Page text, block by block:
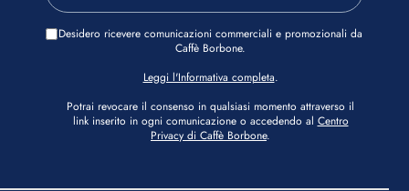
di aroma e intensità:
Miscela Blu(Rotonda e Corposa – Intensità 8):
Regala un gusto rotondo e corposo, con un aroma
Miscela Nera(Forte e Persistente – Intensità 10):
Offre un gusto forte e un aroma persistente, ideale per
Desidero ricevere comunicazioni commerciali e promozionali da
Caffè Borbone.
Leggi l'Informativa completa.
Potrai revocare il consenso in qualsiasi momento attraverso il
link inserito in ogni comunicazione o accedendo al Centro
Privacy di Caffè Borbone.